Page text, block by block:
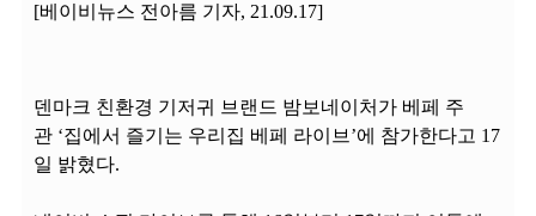
[베이비뉴스 전아름 기자, 21.09.17]
덴마크 친환경 기저귀 브랜드 밤보네이처가 베페 주
관 ‘집에서 즐기는 우리집 베페 라이브’에 참가한다고 17
일 밝혔다.